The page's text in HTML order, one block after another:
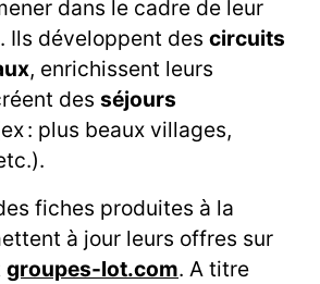
dans le cadre de leur
Ils développent des circuits
, enrichissent leurs
des séjours
: plus beaux villages,
fiches produites à la
à jour leurs offres sur
groupes-lot.com. A titre